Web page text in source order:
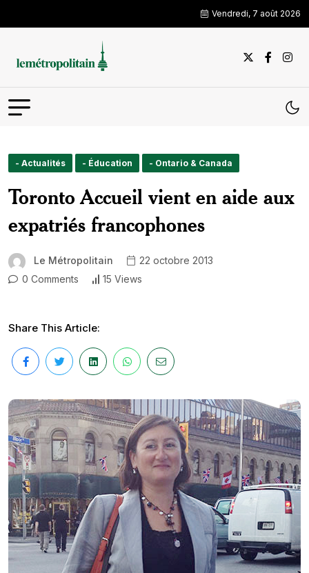
Vendredi, 7 août 2026
- Actualités - Éducation - Ontario & Canada
Toronto Accueil vient en aide aux
expatriés francophones
Le Métropolitain
22 octobre 2013
0 Comments
15 Views
Share This Article: